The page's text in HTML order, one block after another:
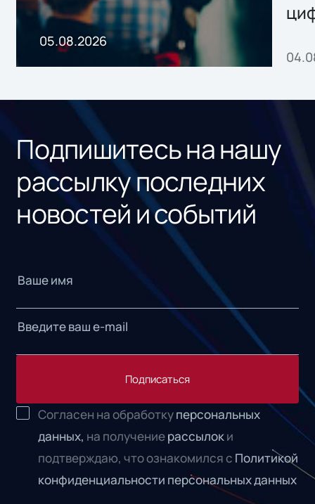
05.08.2026
Подпишитесь на нашу
рассылку последних
новостей и событий
Подписаться
Согласен на обработкуперсональных
данных, на получениерассылоки
подтверждаю, что ознакомился с Политикой
конфиденциальности персональных данных